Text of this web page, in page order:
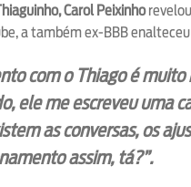
Carol Peixinho
a também ex-BBB
com o Thiago é
ele me escreveu uma
as conversas, os
assim, tá?”.